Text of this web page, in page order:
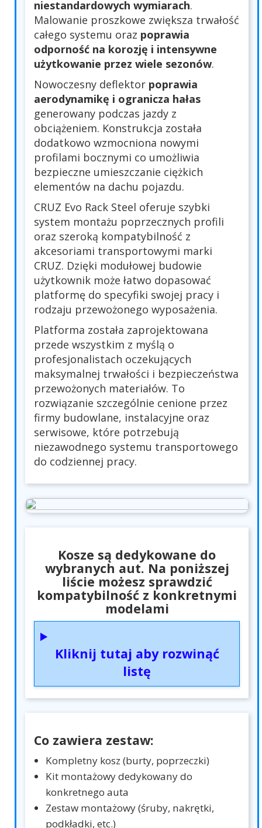
niestandardowych wymiarach.
Malowanie proszkowe zwiększa trwałość
całego systemu oraz poprawia
odporność na korozję i intensywne
użytkowanie przez wiele sezonów.
Nowoczesny deflektor poprawia
aerodynamikę i ogranicza hałas
generowany podczas jazdy z
obciążeniem. Konstrukcja została
dodatkowo wzmocniona nowymi
profilami bocznymi co umożliwia
bezpieczne umieszczanie ciężkich
elementów na dachu pojazdu.
CRUZ Evo Rack Steel oferuje szybki
system montażu poprzecznych profili
oraz szeroką kompatybilność z
akcesoriami transportowymi marki
CRUZ. Dzięki modułowej budowie
użytkownik może łatwo dopasować
platformę do specyfiki swojej pracy i
rodzaju przewożonego wyposażenia.
Platforma została zaprojektowana
przede wszystkim z myślą o
profesjonalistach oczekujących
maksymalnej trwałości i bezpieczeństwa
przewożonych materiałów. To
rozwiązanie szczególnie cenione przez
firmy budowlane, instalacyjne oraz
serwisowe, które potrzebują
niezawodnego systemu transportowego
do codziennej pracy.
Kosze są dedykowane do
wybranych aut. Na poniższej
liście możesz sprawdzić
kompatybilność z konkretnymi
modelami
Kliknij tutaj aby rozwinąć
listę
Co zawiera zestaw:
Kompletny kosz (burty, poprzeczki)
Kit montażowy dedykowany do
konkretnego auta
Zestaw montażowy (śruby, nakrętki,
podkładki, etc.)